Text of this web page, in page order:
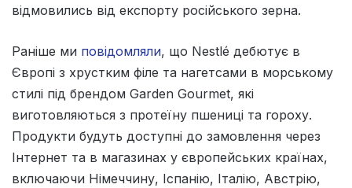
відмовились від експорту російського зерна.
Раніше ми повідомляли, що Nestlé дебютує в
Європі з хрустким філе та нагетсами в морському
стилі під брендом Garden Gourmet, які
виготовляються з протеїну пшениці та гороху.
Продукти будуть доступні до замовлення через
Інтернет та в магазинах у європейських країнах,
включаючи Німеччину, Іспанію, Італію, Австрію,